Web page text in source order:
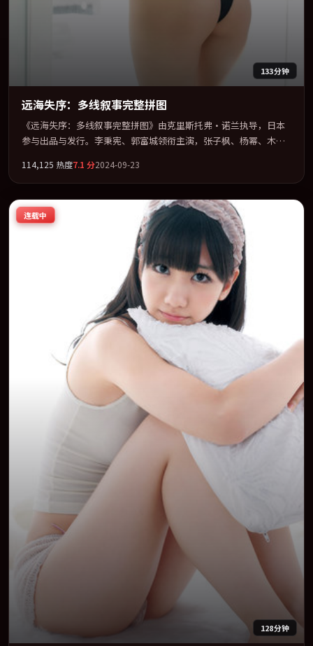
133分钟
远海失序：多线叙事完整拼图
《远海失序：多线叙事完整拼图》由克里斯托弗·诺兰执导，日本
参与出品与发行。李秉宪、郭富城领衔主演，张子枫、杨幂、木村
全片以「悬疑」类型为骨架，在叙事、表演与视听上力求统一。定
于 2024-07-17 在内地院线及主流平台同步亮相，2024 年度话题片
中口碑稳健，适合喜欢强情节与人物弧光的观众完整观看。
114,125 热度7.1 分2024-09-23
连载中
128分钟